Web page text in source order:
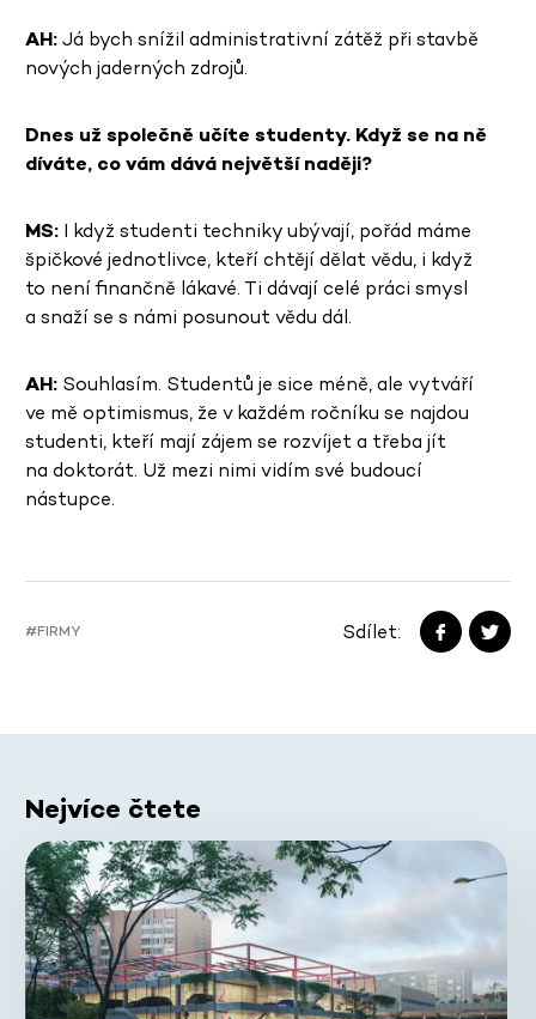
AH:Já bych snížil administrativní zátěž při stavbě
nových jaderných zdrojů.
Dnes už společně učíte studenty. Když se na ně
díváte, co vám dává největší naději?
MS: I když studenti techniky ubývají, pořád máme
špičkové jednotlivce, kteří chtějí dělat vědu, i když
to není finančně lákavé. Ti dávají celé práci smysl
a snaží se s námi posunout vědu dál.
AH: Souhlasím. Studentů je sice méně, ale vytváří
ve mě optimismus, že v každém ročníku se najdou
studenti, kteří mají zájem se rozvíjet a třeba jít
na doktorát. Už mezi nimi vidím své budoucí
nástupce.
#FIRMY Sdílet:
Nejvíce čtete